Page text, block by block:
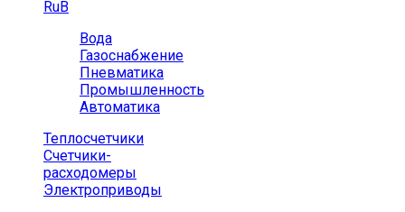
RuB
Вода
Газоснабжение
Пневматика
Промышленность
Автоматика
Теплосчетчики
Счетчики-
расходомеры
Электроприводы